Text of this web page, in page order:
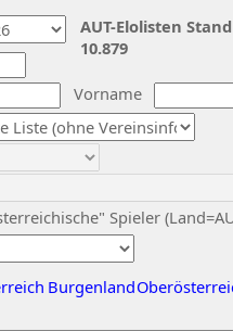
Vorname
Spieler
Burgenland
AUT-Elolisten
10.879